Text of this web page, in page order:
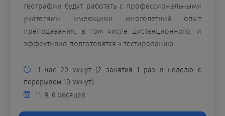
географии будут работать с профессиональными
учителями, имеющими многолетний опыт
преподавания, в том числе дистанционного, и
эффективно подготовятся к тестированию.
1 час 20 минут(2 занятия 1 раз в неделю с
перерывом 10 минут)
11, 9, 6 месяцев